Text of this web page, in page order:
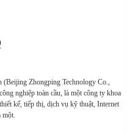
Zhongping Technology Co.,
nghiệp toàn cầu, là một công ty khoa
kế, tiếp thị, dịch vụ kỹ thuật, Internet
một.